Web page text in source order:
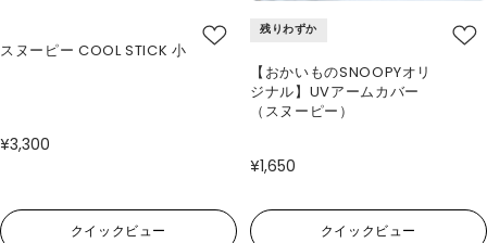
スヌーピー COOL STICK 小
¥3,300
クイックビュー
残りわずか
【おかいものSNOOPYオリ
ジナル】UVアームカバー
（スヌーピー）
¥1,650
クイックビュー